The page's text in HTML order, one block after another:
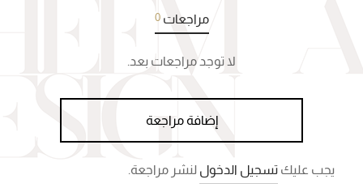
مراجعات0
لا توجد مراجعات بعد.
إضافة مراجعة
يجب عليك تسجيل الدخول لنشر مراجعة.